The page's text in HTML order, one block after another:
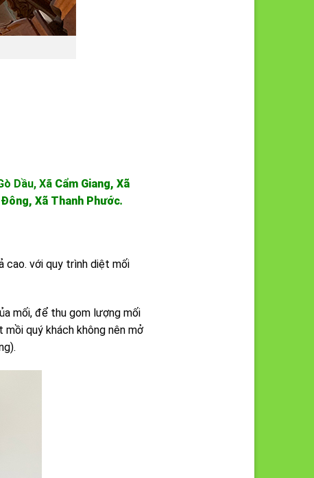
Dầu, Xã Cẩm Giang, Xã
Xã Thanh Phước.
cao. với quy trình diệt mối
mối, để thu gom lượng mối
quý khách không nên mở